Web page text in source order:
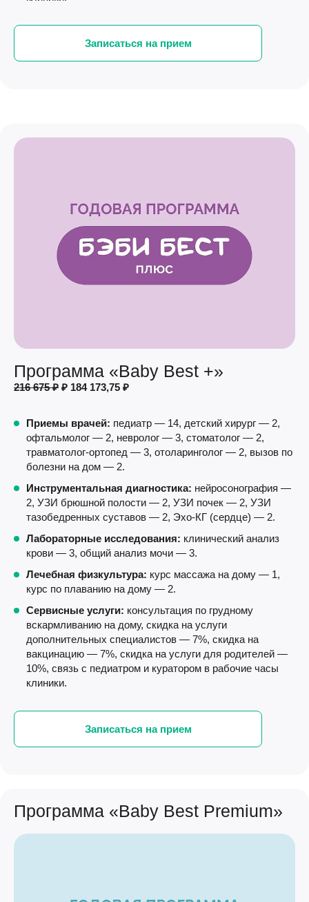
Записаться на прием
Программа «Baby Best +»
216 675 ₽ ₽ 184 173,75 ₽
Приемы врачей: педиатр — 14, детский хирург — 2,
офтальмолог — 2, невролог — 3, стоматолог — 2,
травматолог-ортопед — 3, отоларинголог — 2, вызов по
болезни на дом — 2.
Инструментальная диагностика: нейросонография —
2, УЗИ брюшной полости — 2, УЗИ почек — 2, УЗИ
тазобедренных суставов — 2, Эхо-КГ (сердце) — 2.
Лабораторные исследования: клинический анализ
крови — 3, общий анализ мочи — 3.
Лечебная физкультура: курс массажа на дому — 1,
курс по плаванию на дому — 2.
Сервисные услуги: консультация по грудному
вскармливанию на дому, скидка на услуги
дополнительных специалистов — 7%, скидка на
вакцинацию — 7%, скидка на услуги для родителей —
10%, связь с педиатром и куратором в рабочие часы
клиники.
Записаться на прием
Программа «Baby Best Premium»